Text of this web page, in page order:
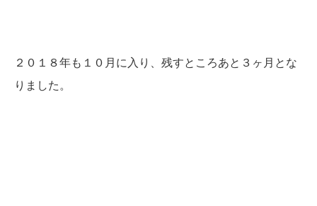
２０１８年も１０月に入り、残すところあと３ヶ月とな
りました。